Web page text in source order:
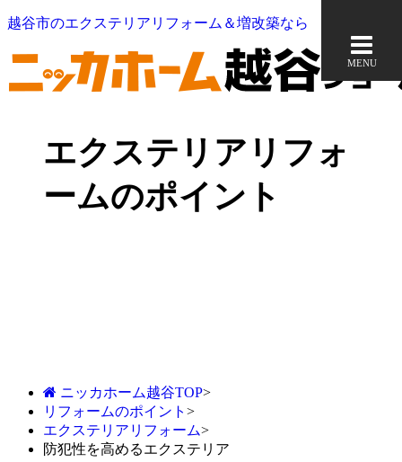
越谷市のエクステリアリフォーム＆増改築なら
MENU
エクステリアリフォ
ームのポイント
ニッカホーム越谷TOP>
リフォームのポイント >
エクステリアリフォーム>
防犯性を高めるエクステリア